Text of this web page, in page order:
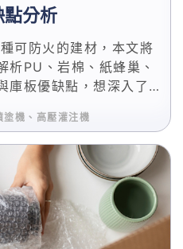
點分析
可防火的建材，本文將
析PU、岩棉、紙蜂巢、
庫板優缺點，想深入了
塗機、高壓灌注機